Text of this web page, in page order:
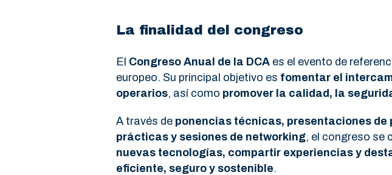
La finalidad del congreso
El Congreso Anual de la DCA es el evento de
europeo. Su principal objetivo es fomentar el
operarios, así como promover la calidad, la
A través de ponencias técnicas, presentaciones
prácticas y sesiones de networking, el congreso se
nuevas tecnologías, compartir experiencias y
eficiente, seguro y sostenible.